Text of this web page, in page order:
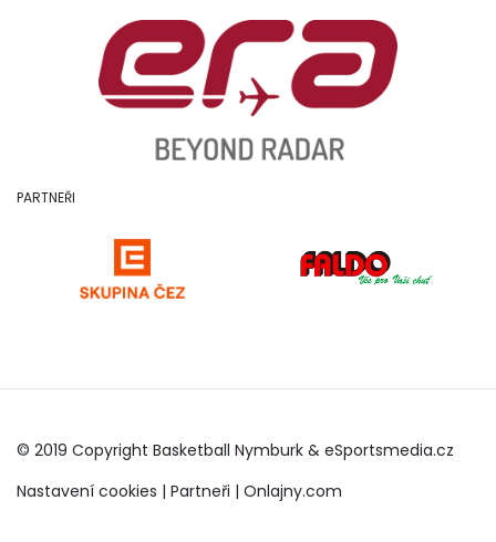
PARTNEŘI
© 2019 Copyright Basketball Nymburk & eSportsmedia.cz
Nastavení cookies | Partneři | Onlajny.com